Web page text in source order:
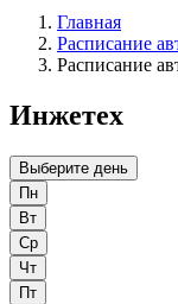
Главная
Расписание
Расписание
Инжетех
Выберите день
Пн
Вт
Ср
Чт
Пт